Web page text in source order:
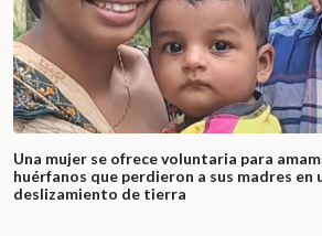
Una mujer se ofrece voluntaria para
huérfanos que perdieron a sus madres en
deslizamiento de tierra